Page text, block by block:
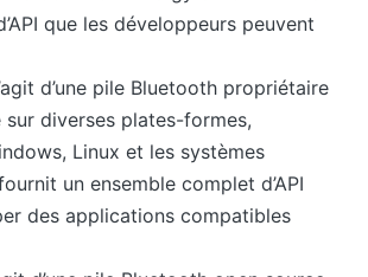
que les développeurs peuvent
d’une pile Bluetooth propriétaire
diverses plates-formes,
Linux et les systèmes
un ensemble complet d’API
des applications compatibles